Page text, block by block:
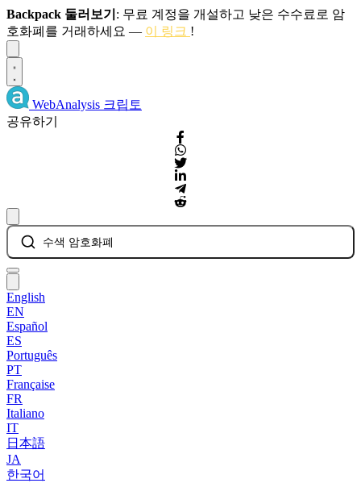
Backpack 둘러보기 : 무료 계정을 개설하고 낮은 수수료로 암
호화폐를 거래하세요 — 이 링크 !
WebAnalysis 크립토
공유하기
수색 암호화폐
English
EN
Español
ES
Português
PT
Française
FR
Italiano
IT
日本語
JA
한국어